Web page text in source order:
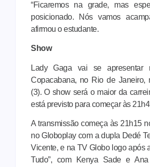
“Ficaremos na grade, mas
posicionado. Nós vamos
afirmou o estudante.
Show
Lady Gaga vai se apresentar
Copacabana, no Rio de Janeiro,
(3). O show será o maior da
está previsto para começar às
A transmissão começa às 21h15
no Globoplay com a dupla Dedé
Vicente, e na TV Globo logo após
Tudo”, com Kenya Sade e